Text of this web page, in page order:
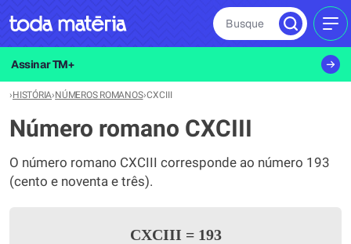
Busque
Assinar TM+
›HISTÓRIA›NÚMEROS ROMANOS›CXCIII
Número romano CXCIII
O número romano CXCIII corresponde ao número 193
(cento e noventa e três).
CXCIII =193